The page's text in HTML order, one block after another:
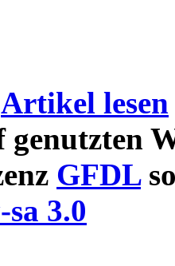
Artikel lesen
GFDL
3.0